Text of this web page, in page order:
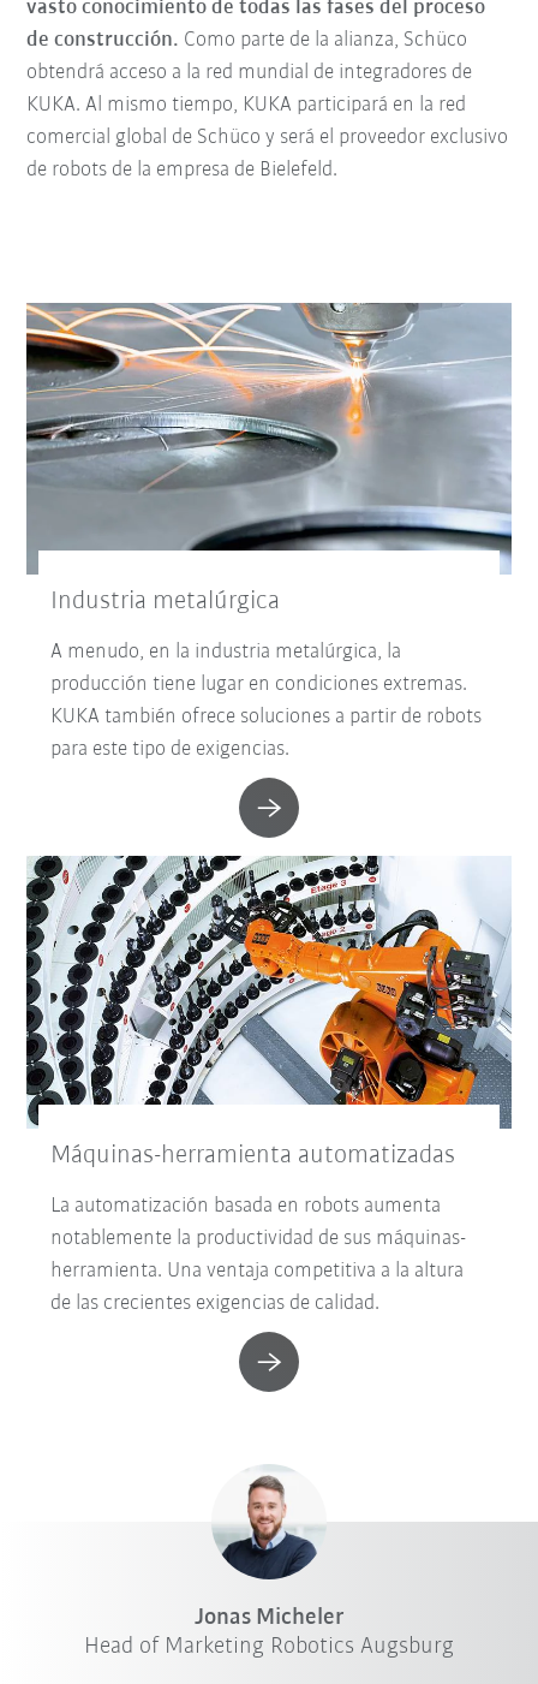
vasto conocimiento de todas las fases del proceso
de construcción. Como parte de la alianza, Schüco
obtendrá acceso a la red mundial de integradores de
KUKA. Al mismo tiempo, KUKA participará en la red
comercial global de Schüco y será el proveedor exclusivo
de robots de la empresa de Bielefeld.
Industria metalúrgica
A menudo, en la industria metalúrgica, la
producción tiene lugar en condiciones extremas.
KUKA también ofrece soluciones a partir de robots
para este tipo de exigencias.
Máquinas-herramienta automatizadas
La automatización basada en robots aumenta
notablemente la productividad de sus máquinas-
herramienta. Una ventaja competitiva a la altura
de las crecientes exigencias de calidad.
Jonas Micheler
Head of Marketing Robotics Augsburg